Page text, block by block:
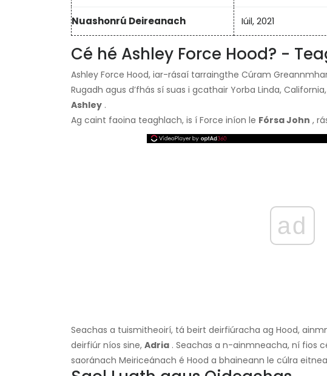
Nuashonrú Deireanach Iúil, 2021
Cé hé Ashley Force Hood? -
Ashley Force Hood, iar-rásaí tarraingthe Cúram
Rugadh agus d’fhás sí suas i gcathair Yorba Linda,
Ashley .
Ag caint faoina teaghlach, is í Force iníon le Fórsa John ,
ad
Seachas a tuismitheoirí, tá beirt deirfiúracha ag Hood,
deirfiúr níos sine, Adria . Seachas a n-ainmneacha, ní fios
saoránach Meiriceánach é Hood a bhaineann le cúlra